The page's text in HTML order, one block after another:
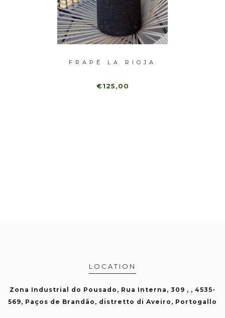
FRAPÉ LA RIOJA
€125,00
LOCATION
Zona Industrial do Pousado, Rua Interna, 309 , , 4535-
569, Paços de Brandão, distretto di Aveiro, Portogallo